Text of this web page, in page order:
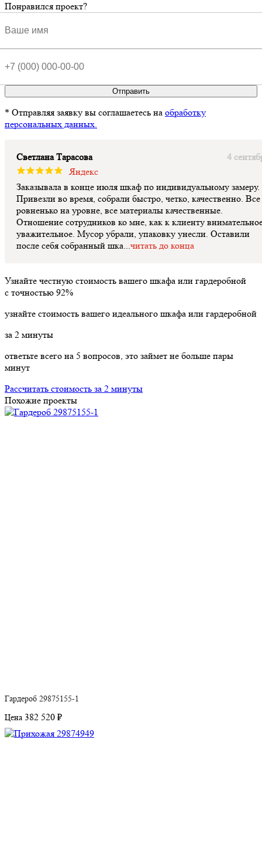
Понравился проект?
Отправить
* Отправляя заявку вы соглашаетесь на обработку
персональных данных.
Светлана Тарасова
4
Яндекс
Заказывала в конце июля шкаф по индивидуальному замеру.
Привезли во время, собрали быстро, четко, качественно. Все
ровненько на уровне, все материалы качественные.
Отношение сотрудников ко мне, как к клиенту
уважительное. Мусор убрали, упаковку унесли. Оставили
после себя собранный шка...читать до конца
Узнайте честную стоимость вашего шкафа или гардеробной
с точностью 92%
узнайте стоимость вашего идеального шкафа или гардеробной
за 2 минуты
ответьте всего на 5 вопросов, это займет не больше пары
минут
Рассчитать стоимость за 2 минуты
Похожие проекты
Гардероб 29875155-1
Цена 382 520 ₽